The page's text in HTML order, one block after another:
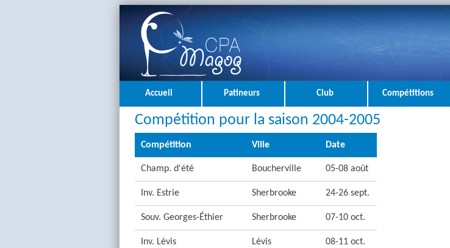
Accueil Patineurs Club Compétitions
Compétition pour la saison 2004-2005
Compétition Ville Date
Champ. d'été Boucherville 05-08 août
Inv. Estrie Sherbrooke 24-26 sept.
Souv. Georges-Éthier Sherbrooke 07-10 oct.
Inv. Lévis Lévis 08-11 oct.